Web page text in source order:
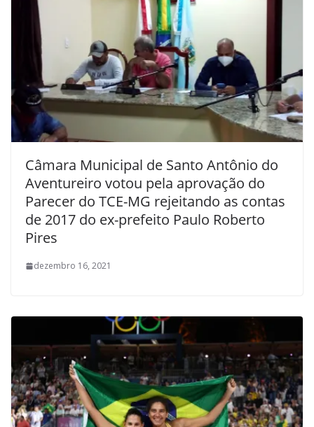
Câmara Municipal de Santo Antônio do
Aventureiro votou pela aprovação do
Parecer do TCE-MG rejeitando as contas
de 2017 do ex-prefeito Paulo Roberto
Pires
dezembro 16, 2021